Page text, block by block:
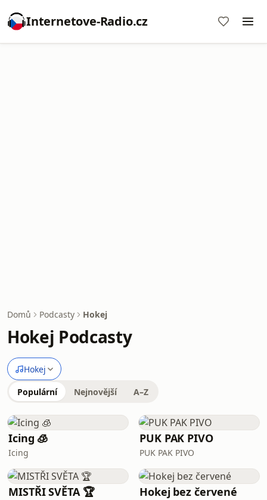
Internetove-Radio.cz
Domů Podcasty Hokej
Hokej Podcasty
Hokej
Populární Nejnovější A–Z
Icing 🧊
Icing
PUK PAK PIVO
PUK PAK PIVO
MISTŘI SVĚTA 🏆 Hokej bez červené